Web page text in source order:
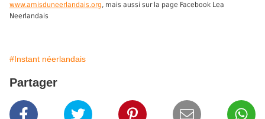
www.amisduneerlandais.org, mais aussi sur la page Facebook Lea
Neerlandais
#Instant néerlandais
Partager